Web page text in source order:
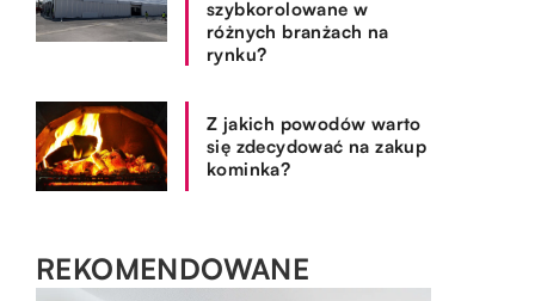
szybkorolowane w
różnych branżach na
rynku?
Z jakich powodów warto
się zdecydować na zakup
kominka?
REKOMENDOWANE